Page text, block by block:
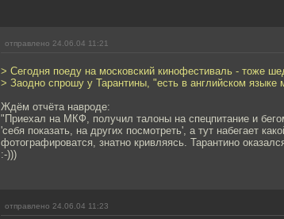
отправлено 24.06.04 11:21
> Сегодня поеду на московский кинофестиваль - тоже
> Заодно спрошу у Тарантины, "есть в английском языке
Ждём отчёта навроде:
"Приехал на МКФ, получил талоны на спецпитание и
'себя показать, на других посмотреть', а тут набегает
фотографироватся, знатно кривляясь. Тарантино
:-)))
отправлено 24.06.04 11:23